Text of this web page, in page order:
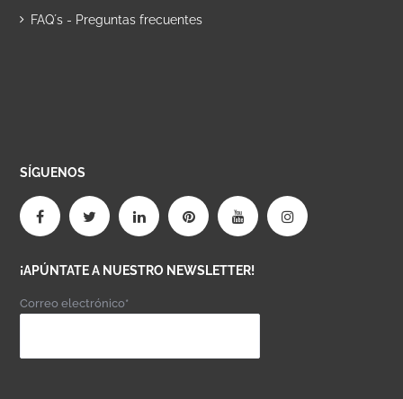
FAQ´s - Preguntas frecuentes
SÍGUENOS
¡APÚNTATE A NUESTRO NEWSLETTER!
Correo electrónico*